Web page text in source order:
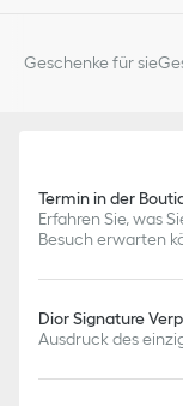
Geschenke für sie
Termin in der
Erfahren Sie, was
Besuch erwarten
Dior Signature
Ausdruck des